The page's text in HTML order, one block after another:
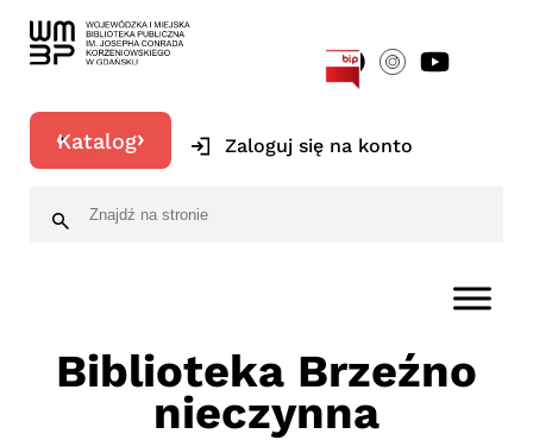
Katalog Zaloguj się na konto
Biblioteka Brzeźno
nieczynna